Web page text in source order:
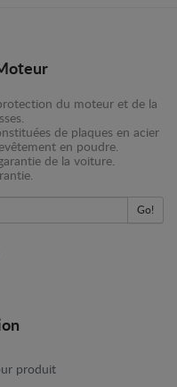
du moteur et de la
de plaques en acier
en poudre.
de la voiture.
Go!
produit